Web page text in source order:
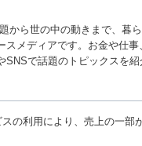
から世の中の動きまで、暮
スメディアです。お金や仕
で話題のトピックスを紹
の利用により、売上の一部